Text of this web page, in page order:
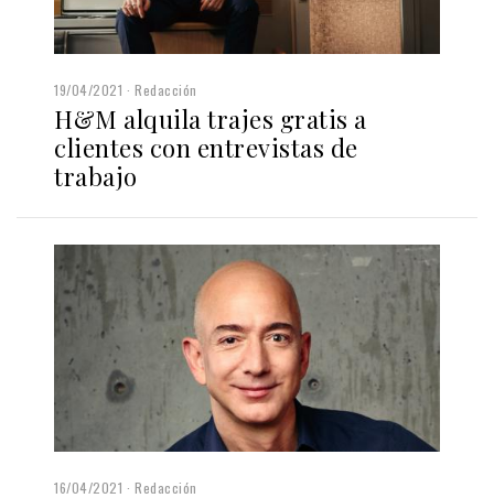
19/04/2021 Redacción
H&M alquila trajes gratis a
clientes con entrevistas de
trabajo
16/04/2021 Redacción